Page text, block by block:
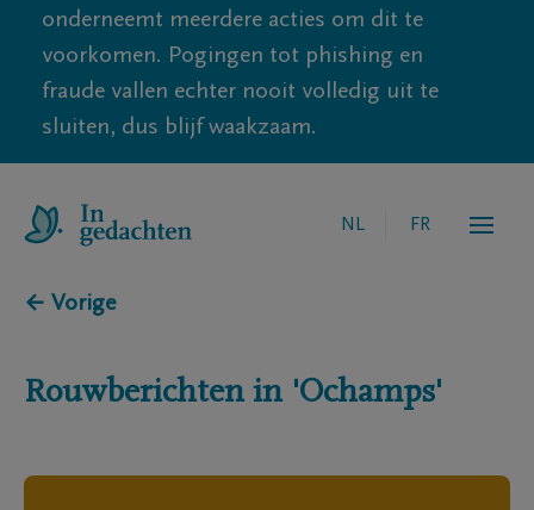
onderneemt meerdere acties om dit te
voorkomen. Pogingen tot phishing en
fraude vallen echter nooit volledig uit te
sluiten, dus blijf waakzaam.
NL FR
← Vorige
Rouwberichten in 'Ochamps'